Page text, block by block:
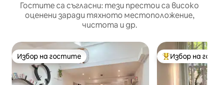
Гостите са съгласни: тези престои са високо
оценени заради тяхното местоположение,
чистота и др.
Избор на гостите
Избор на гостите Най-популярен
Избор на